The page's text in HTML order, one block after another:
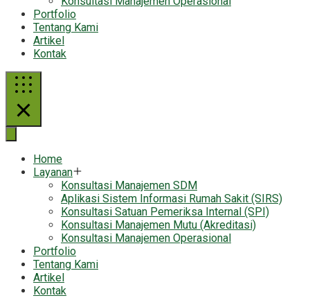
Portfolio
Tentang Kami
Artikel
Kontak
Home
Layanan
Konsultasi Manajemen SDM
Aplikasi Sistem Informasi Rumah Sakit (SIRS)
Konsultasi Satuan Pemeriksa Internal (SPI)
Konsultasi Manajemen Mutu (Akreditasi)
Konsultasi Manajemen Operasional
Portfolio
Tentang Kami
Artikel
Kontak